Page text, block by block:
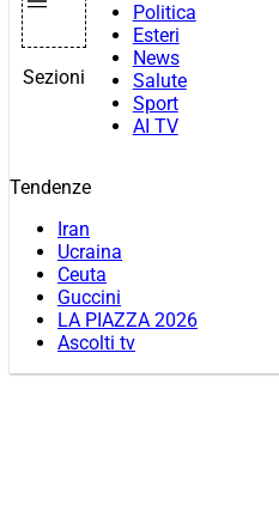
Sezioni
Politica
Esteri
News
Salute
Sport
AI TV
Tendenze
Iran
Ucraina
Ceuta
Guccini
LA PIAZZA 2026
Ascolti tv